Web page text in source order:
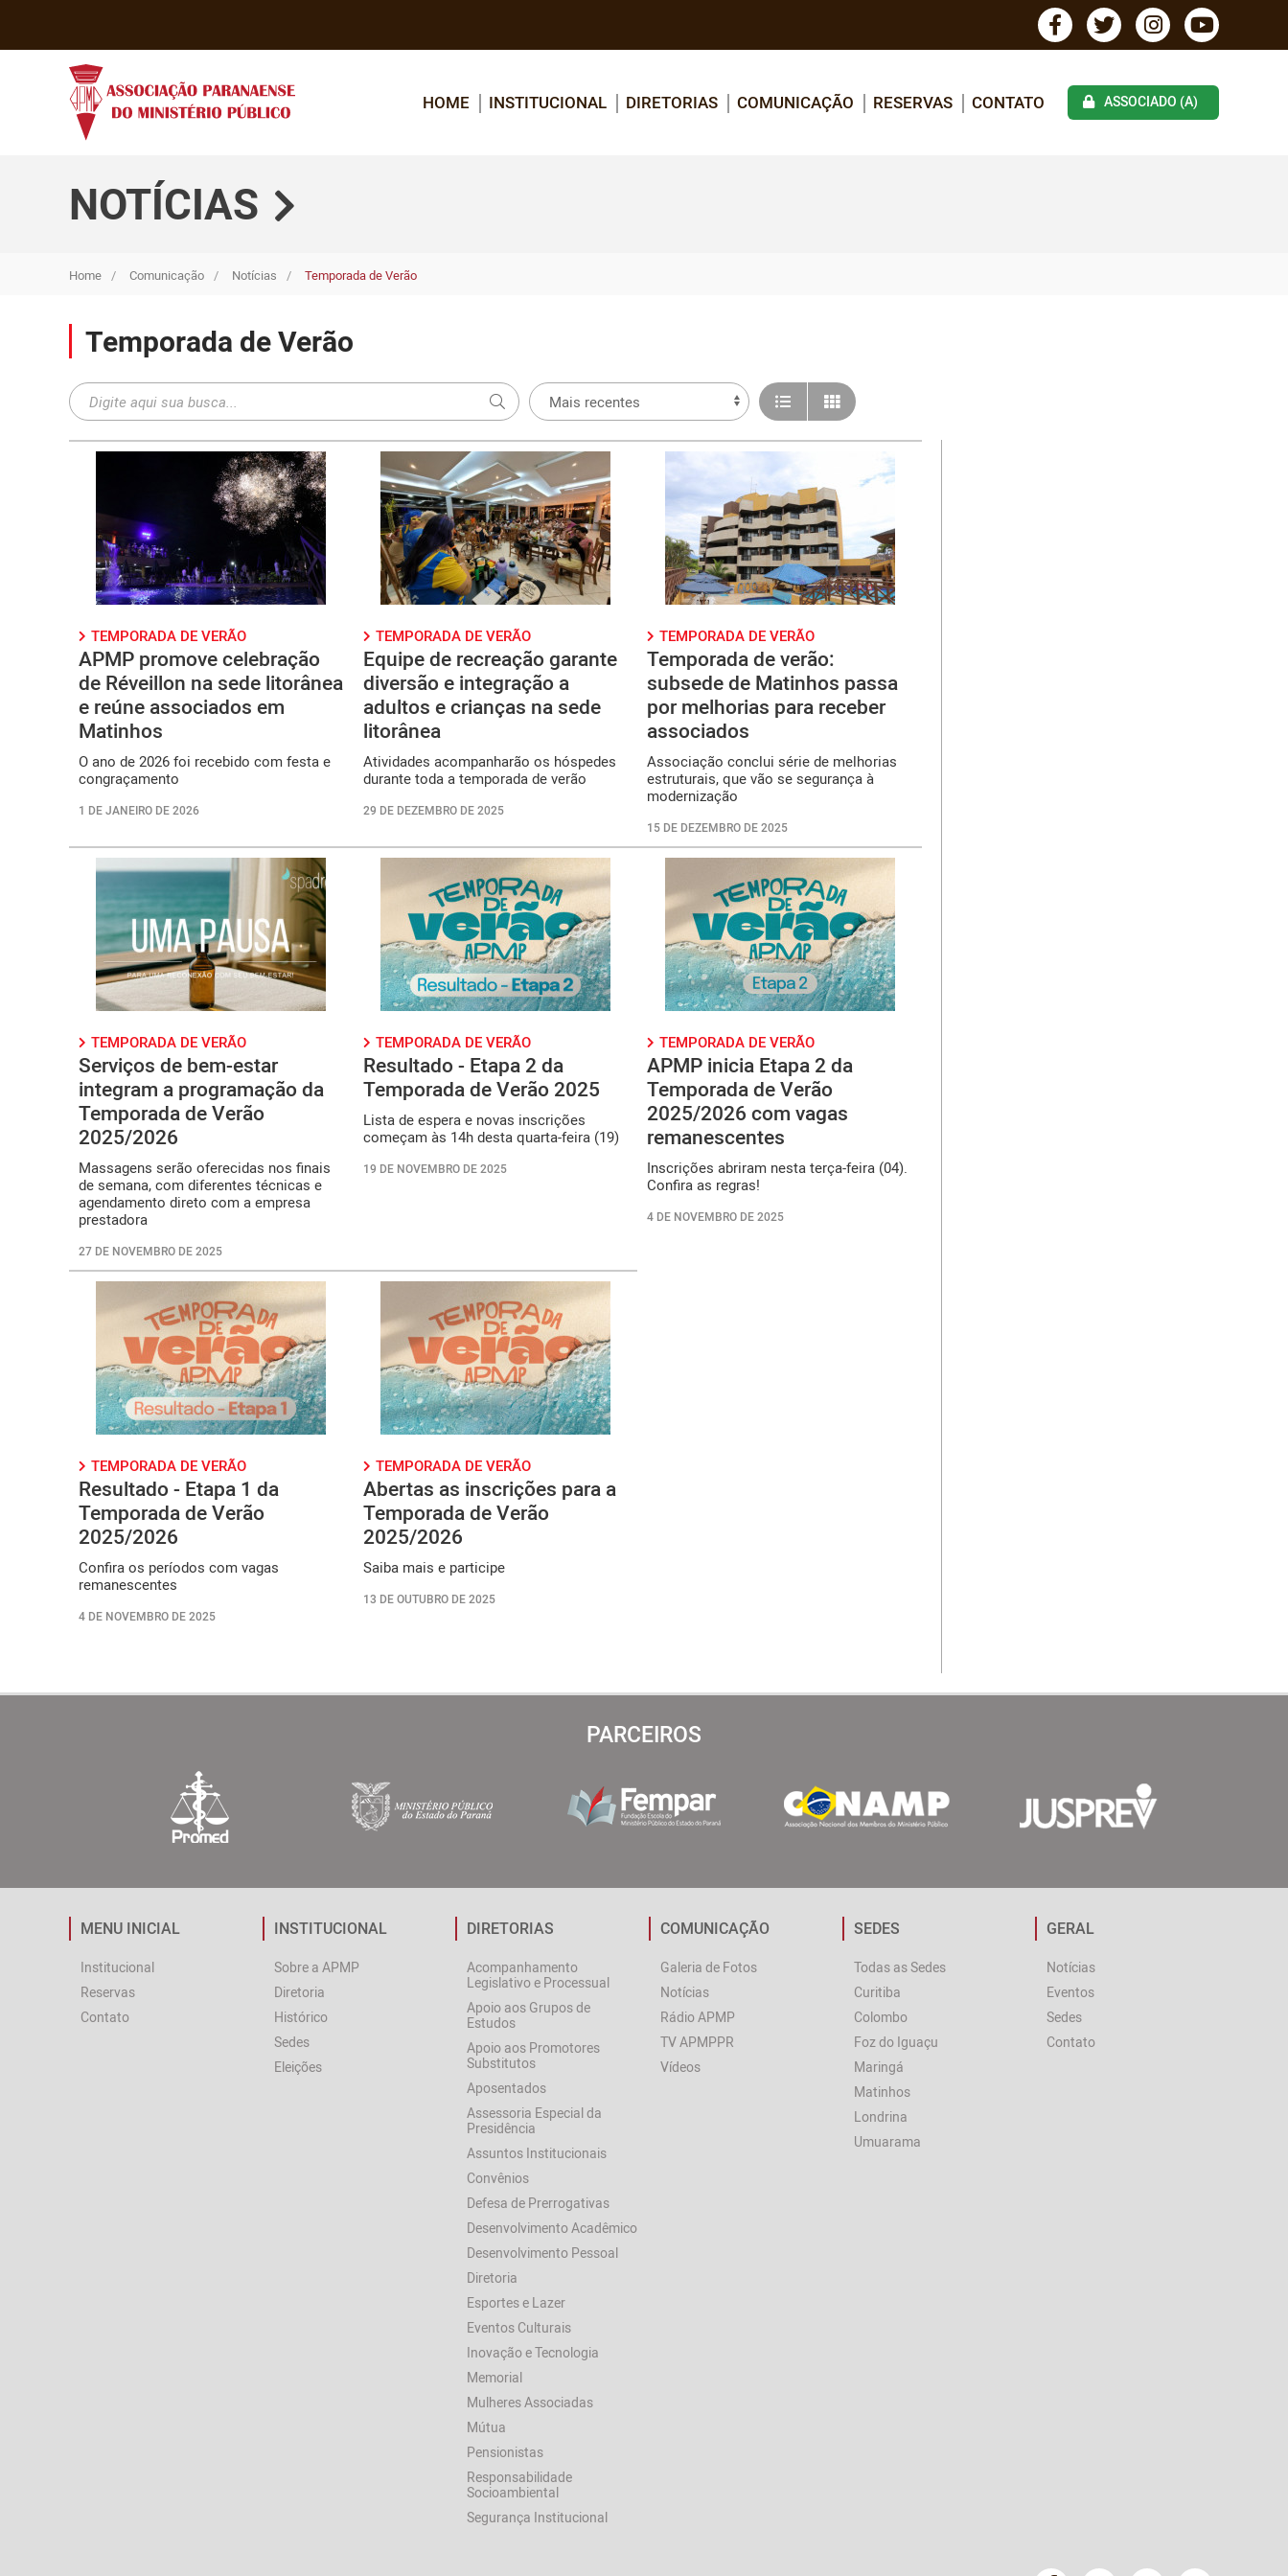
HOME INSTITUCIONAL DIRETORIAS COMUNICAÇÃO RESERVAS CONTATO ASSOCIADO (A)
NOTÍCIAS
Home Comunicação Notícias Temporada de Verão
Temporada de Verão
TEMPORADA DE VERÃO
APMP promove celebração
de Réveillon na sede litorânea
e reúne associados em
Matinhos
O ano de 2026 foi recebido com festa e
congraçamento
1 DE JANEIRO DE 2026
TEMPORADA DE VERÃO
Equipe de recreação garante
diversão e integração a
adultos e crianças na sede
litorânea
Atividades acompanharão os hóspedes
durante toda a temporada de verão
29 DE DEZEMBRO DE 2025
TEMPORADA DE VERÃO
Temporada de verão:
subsede de Matinhos passa
por melhorias para receber
associados
Associação conclui série de melhorias
estruturais, que vão se segurança à
modernização
15 DE DEZEMBRO DE 2025
TEMPORADA DE VERÃO
Serviços de bem-estar
integram a programação da
Temporada de Verão
2025/2026
Massagens serão oferecidas nos finais
de semana, com diferentes técnicas e
agendamento direto com a empresa
prestadora
27 DE NOVEMBRO DE 2025
TEMPORADA DE VERÃO
Resultado - Etapa 2 da
Temporada de Verão 2025
Lista de espera e novas inscrições
começam às 14h desta quarta-feira (19)
19 DE NOVEMBRO DE 2025
TEMPORADA DE VERÃO
APMP inicia Etapa 2 da
Temporada de Verão
2025/2026 com vagas
remanescentes
Inscrições abriram nesta terça-feira (04).
Confira as regras!
4 DE NOVEMBRO DE 2025
TEMPORADA DE VERÃO
Resultado - Etapa 1 da
Temporada de Verão
2025/2026
Confira os períodos com vagas
remanescentes
4 DE NOVEMBRO DE 2025
TEMPORADA DE VERÃO
Abertas as inscrições para a
Temporada de Verão
2025/2026
Saiba mais e participe
13 DE OUTUBRO DE 2025
PARCEIROS
MENU INICIAL
Institucional
Reservas
Contato
INSTITUCIONAL
Sobre a APMP
Diretoria
Histórico
Sedes
Eleições
DIRETORIAS
Acompanhamento
Legislativo e Processual
Apoio aos Grupos de
Estudos
Apoio aos Promotores
Substitutos
Aposentados
Assessoria Especial da
Presidência
Assuntos Institucionais
Convênios
Defesa de Prerrogativas
Desenvolvimento Acadêmico
Desenvolvimento Pessoal
Diretoria
Esportes e Lazer
Eventos Culturais
Inovação e Tecnologia
Memorial
Mulheres Associadas
Mútua
Pensionistas
Responsabilidade
Socioambiental
Segurança Institucional
COMUNICAÇÃO
Galeria de Fotos
Notícias
Rádio APMP
TV APMPPR
Vídeos
SEDES
Todas as Sedes
Curitiba
Colombo
Foz do Iguaçu
Maringá
Matinhos
Londrina
Umuarama
GERAL
Notícias
Eventos
Sedes
Contato